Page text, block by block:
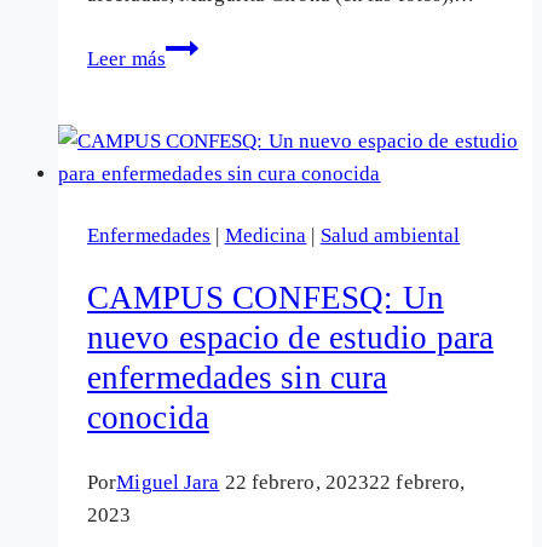
Leer más
El
los
«horrolores»
Toledo
«mata»
a
los
vecinos
con
sus
Enfermedades | Medicina | Salud ambiental
CAMPUS CONFESQ: Un
nuevo espacio de estudio para
enfermedades sin cura
conocida
PorMiguel Jara 22 febrero, 202322 febrero,
2023